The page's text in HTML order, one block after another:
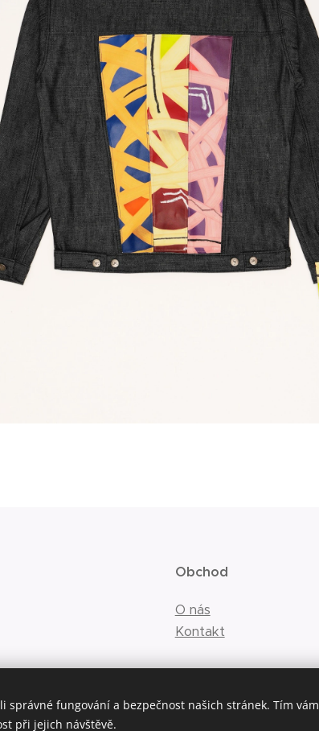
Obchod
O nás
Kontakt
správné fungování a bezpečnost našich stránek. Tím vám
při jejich návštěvě.